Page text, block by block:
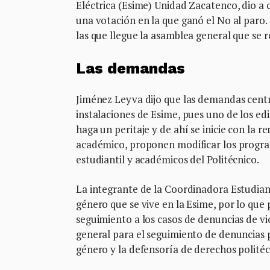
Eléctrica (Esime) Unidad Zacatenco, dio a
una votación en la que ganó el No al
las que llegue la asamblea general que se
Las demandas
Jiménez Leyva dijo que las demandas
instalaciones de Esime, pues uno de los
haga un peritaje y de ahí se inicie con la
académico, proponen modificar los
estudiantil y académicos del Politécnico.
La integrante de la Coordinadora
género que se vive en la Esime, por lo
seguimiento a los casos de denuncias de
general para el seguimiento de
género y la defensoría de derechos